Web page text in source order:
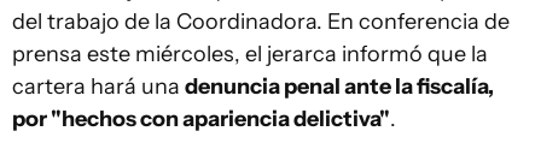
del trabajo de la Coordinadora. En conferencia de
prensa este miércoles, el jerarca informó que la
cartera hará una denuncia penal ante la fiscalía,
por "hechos con apariencia delictiva".